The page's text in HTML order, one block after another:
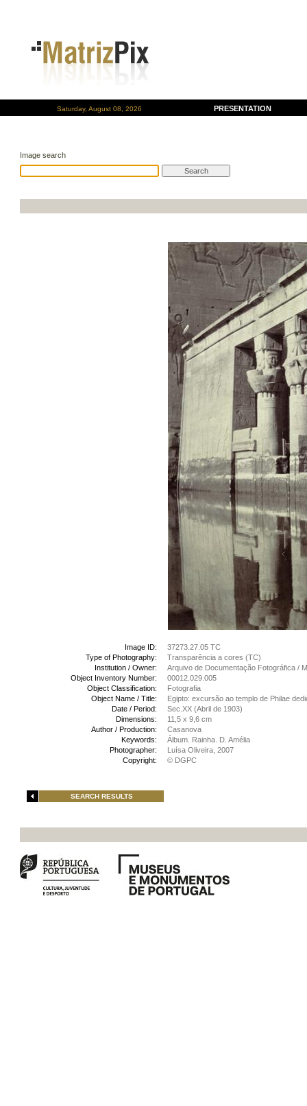
Saturday, August 08, 2026 PRESENTATION
Image search
Image ID:
37273.27.05 TC
Type of Photography:
Transparência a cores (TC)
Institution / Owner:
Arquivo de Documentação Fotográfica /
Object Inventory Number:
00012.029.005
Object Classification:
Fotografia
Object Name / Title:
Egipto: excursão ao templo de Philae
Date / Period:
Sec.XX (Abril de 1903)
Dimensions:
11,5 x 9,6 cm
Author / Production:
Casanova
Keywords:
Álbum. Rainha. D. Amélia
Photographer:
Luísa Oliveira, 2007
Copyright:
© DGPC
SEARCH RESULTS